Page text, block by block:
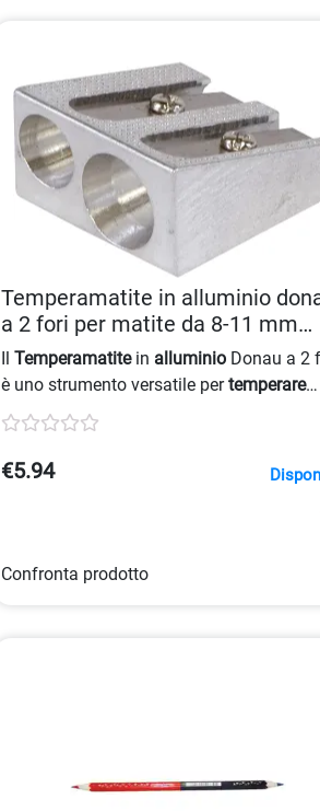
Temperamatite in alluminio
a 2 fori per matite da 8-11 mm
5901498025054
IlTemperamatitein alluminio Donau a 2
è uno strumento versatile pertemperare
matitee pastelli con diametro fino a 8 o 11
mm, progettato con due lame per un
preciso e un colore argento elegante.
€5.94
Confronta prodotto